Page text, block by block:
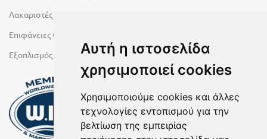
Αυτή η ιστοσελίδα
χρησιμοποιεί cookies
Χρησιμοποιούμε cookies και άλλες
τεχνολογίες εντοπισμού για την
βελτίωση της εμπειρίας
Λακαριστές επιφάνειες Primeboard
Επιφάνειες Φυσικών Πετρωμάτων
Εξοπλισμός Υγρών Χώρων